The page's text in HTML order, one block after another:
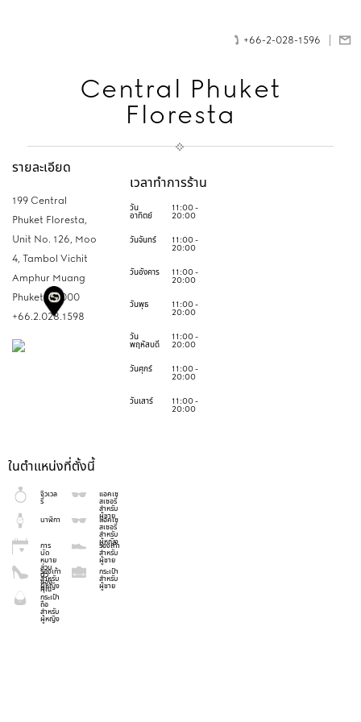
+66-2-028-1596
Central Phuket
Floresta
รายละเอียด
199 Central
Phuket Floresta,
Unit No. 126, Moo
4, Tambol Vichit
Amphur Muang
Phuket, 83000
+66.2.028.1598
เวลาทำการร้าน
วัน
อาทิตย์
11:00 -
20:00
วันจันทร์ 11:00 -
20:00
วันอังคาร 11:00 -
20:00
วันพุธ 11:00 -
20:00
วัน
พฤหัสบดี
11:00 -
20:00
วันศุกร์ 11:00 -
20:00
วันเสาร์ 11:00 -
20:00
ในตำแหน่งที่ตั้งนี้
จิวเวล
รี่
แอคเซ
สเซอรี่
สำหรับ
ผู้ชาย
นาฬิกา
แอคเซ
สเซอรี่
สำหรับ
ผู้หญิง
การ
นัด
หมาย
ส่วน
ตัว
ของ
คุณ
รองเท้า
สำหรับ
ผู้ชาย
รองเท้า
สำหรับ
ผู้หญิง
กระเป๋า
สำหรับ
ผู้ชาย
กระเป๋า
ถือ
สำหรับ
ผู้หญิง